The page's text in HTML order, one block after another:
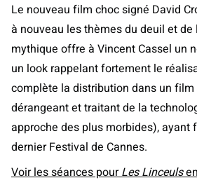
Le nouveau film choc signé David
à nouveau les thèmes du deuil et
mythique offre à Vincent Cassel un
un look rappelant fortement le
complète la distribution dans un
dérangeant et traitant de la
approche des plus morbides), ayant
dernier Festival de Cannes.
Voir les séances pourLes Linceuls